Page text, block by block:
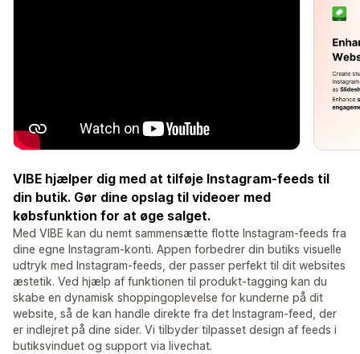
VIBE hjælper dig med at tilføje Instagram-feeds til
din butik. Gør dine opslag til videoer med
købsfunktion for at øge salget.
Med VIBE kan du nemt sammensætte flotte Instagram-feeds fra
dine egne Instagram-konti. Appen forbedrer din butiks visuelle
udtryk med Instagram-feeds, der passer perfekt til dit websites
æstetik. Ved hjælp af funktionen til produkt-tagging kan du
skabe en dynamisk shoppingoplevelse for kunderne på dit
website, så de kan handle direkte fra det Instagram-feed, der
er indlejret på dine sider. Vi tilbyder tilpasset design af feeds i
butiksvinduet og support via livechat.